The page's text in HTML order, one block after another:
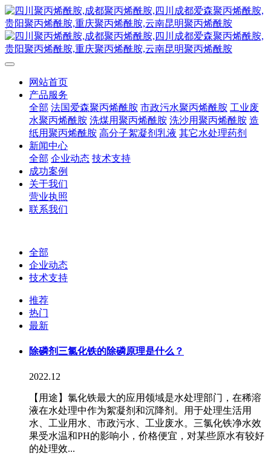
网站首页
产品服务
全部 法国爱森聚丙烯酰胺 市政污水聚丙烯酰胺 工业废
水聚丙烯酰胺 洗煤用聚丙烯酰胺 洗沙用聚丙烯酰胺 造
纸用聚丙烯酰胺 高分子絮凝剂乳液 其它水处理药剂
新闻中心
全部 企业动态 技术支持
成功案例
关于我们
营业执照
联系我们
全部
企业动态
技术支持
推荐
热门
最新
除磷剂三氯化铁的除磷原理是什么？
2022.12
【用途】氯化铁最大的应用领域是水处理部门，在稀溶
液在水处理中作为絮凝剂和沉降剂。用于处理生活用
水、工业用水、市政污水、工业废水。三氯化铁净水效
果受水温和PH的影响小，价格便宜，对某些原水有较好
的处理效...